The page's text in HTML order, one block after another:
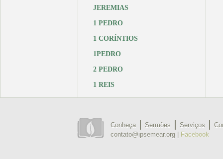
JEREMIAS
1 PEDRO
1 CORÍNTIOS
1PEDRO
2 PEDRO
1 REIS
Conheça Sermões Serviços
contato@ipsemear.org |
Facebook